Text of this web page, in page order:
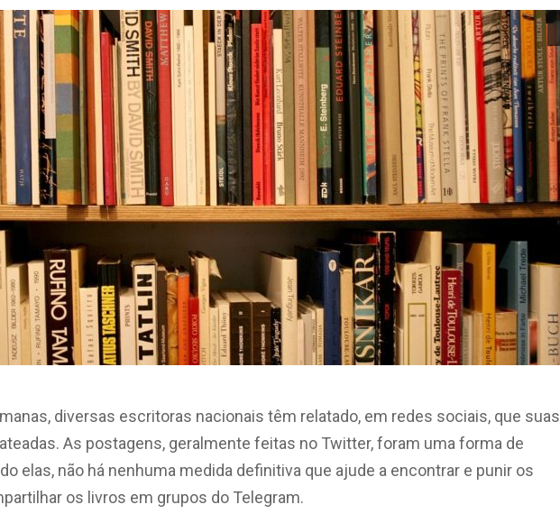
diversas escritoras nacionais têm relatado, em redes sociais, que suas
As postagens, geralmente feitas no Twitter, foram uma forma de
elas, não há nenhuma medida definitiva que ajude a encontrar e punir os
os livros em grupos do Telegram.